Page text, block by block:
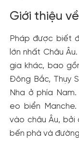
Giới thiệu
Pháp được biết
lớn nhất Châu
gia khác, bao
Đông Bắc, Thụy
Nha ở phía
eo biển
vào châu Âu,
bến phà và